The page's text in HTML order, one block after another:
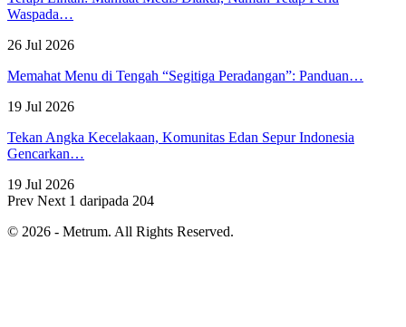
Waspada…
26 Jul 2026
Memahat Menu di Tengah “Segitiga Peradangan”: Panduan…
19 Jul 2026
Tekan Angka Kecelakaan, Komunitas Edan Sepur Indonesia
Gencarkan…
19 Jul 2026
Prev Next 1 daripada 204
© 2026 - Metrum. All Rights Reserved.